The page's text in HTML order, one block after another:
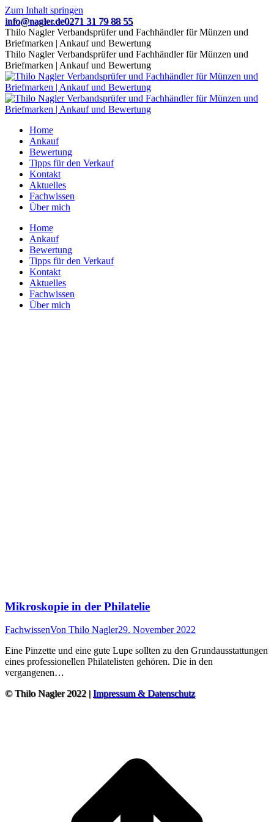
Zum Inhalt springen
info@nagler.de0271 31 79 88 55
Thilo Nagler Verbandsprüfer und Fachhändler für Münzen und
Briefmarken | Ankauf und Bewertung
Thilo Nagler Verbandsprüfer und Fachhändler für Münzen und
Briefmarken | Ankauf und Bewertung
Home
Ankauf
Bewertung
Tipps für den Verkauf
Kontakt
Aktuelles
Fachwissen
Über mich
Home
Ankauf
Bewertung
Tipps für den Verkauf
Kontakt
Aktuelles
Fachwissen
Über mich
Mikroskopie in der Philatelie
FachwissenVon Thilo Nagler29. November 2022
Eine Pinzette und eine gute Lupe sollten zu den Grundausstattungen
eines professionellen Philatelisten gehören. Die in den
vergangenen…
© Thilo Nagler 2022 | Impressum & Datenschutz